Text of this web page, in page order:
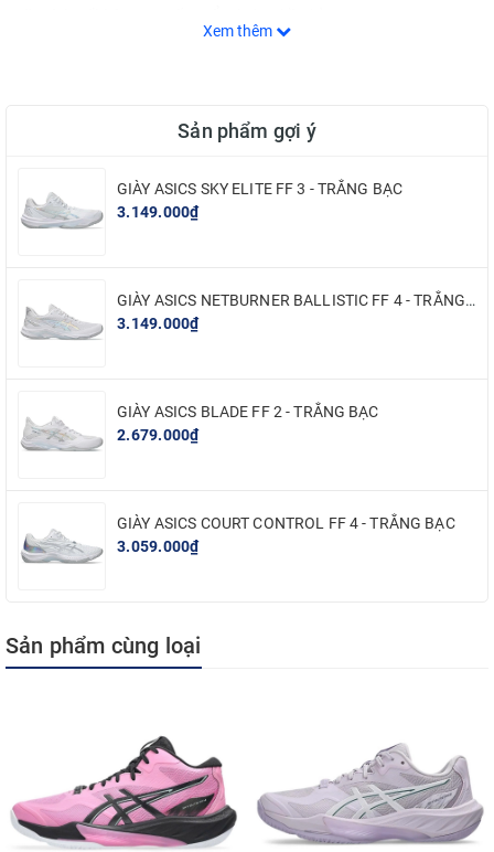
GEL-RESOLUTION X mang đến sự thoải mái vượt trội cho người chơi
Công nghệ DYNALACING được thiết kế đặc biệt để tăng cường độ
bám, giúp bạn cảm thấy chắc chắn khi thực hiện các pha di chuyển
Công nghệ DYNAWALL trong đế giữa kéo dài đến gót chân, tăng
Công nghệ áp dụng:
mòn khi rê mũi chân
Công nghệDYNALACING: Giúp tạo ra cảm giác vừa vặn ổn định
AHARPLUS: Cao su chống mài mòn cao, bền bỉ trên
sân cứng và sân pickleball
Xem thêm
Sản phẩm gợi ý
GIÀY ASICS SKY ELITE FF 3 - TRẮNG BẠC
3.149.000₫
GIÀY ASICS NETBURNER BALLISTIC FF 4 - TRẮNG BẠC
3.149.000₫
GIÀY ASICS BLADE FF 2 - TRẮNG BẠC
2.679.000₫
GIÀY ASICS COURT CONTROL FF 4 - TRẮNG BẠC
3.059.000₫
Sản phẩm cùng loại